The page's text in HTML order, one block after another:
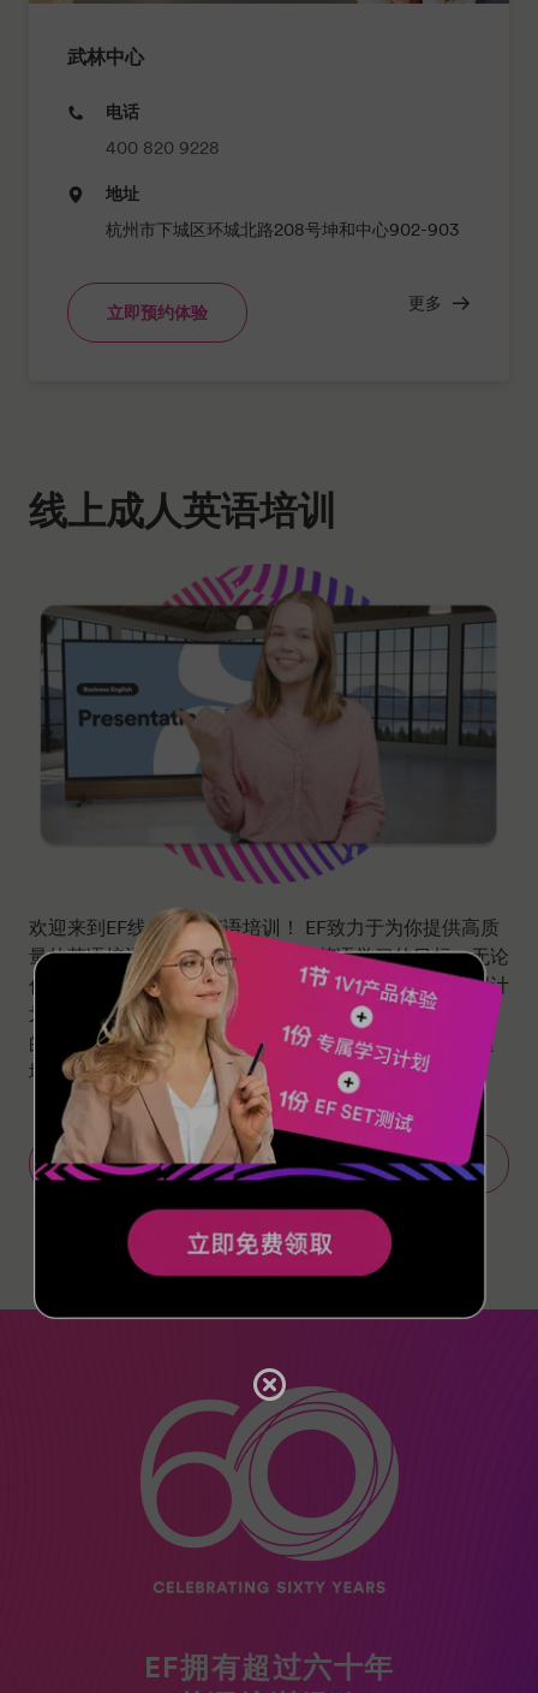
武林中心
电话
400 820 9228
地址
杭州市下城区环城北路208号坤和中心902-903
立即预约体验 更多
线上成人英语培训
欢迎来到EF线上成人英语培训！ EF致力于为你提供高质
量的英语培训服务，助你更快达成英语学习的目标。无论
你是零基础的入门小白，职场白领，企业高管，有出国计
划的人士，还是英语爱好者，你都可以在EF找到适合你
的课程。24/7，全天候学习不间断。学好英语，随时随
地随你。立即预约，在线体验EF的课程！
立即预约体验
EF拥有超过六十年